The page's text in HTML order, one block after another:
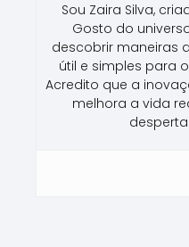
Sou Zaira Silva,
Gosto do
descobrir maneiras
útil e simples para
Acredito que a
melhora a vida